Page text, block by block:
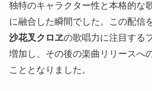
独特のキャラクター性と本格的な
に融合した瞬間でした。この配信
沙花叉クロヱの歌唱力に注目する
増加し、その後の楽曲リリースへ
こととなりました。